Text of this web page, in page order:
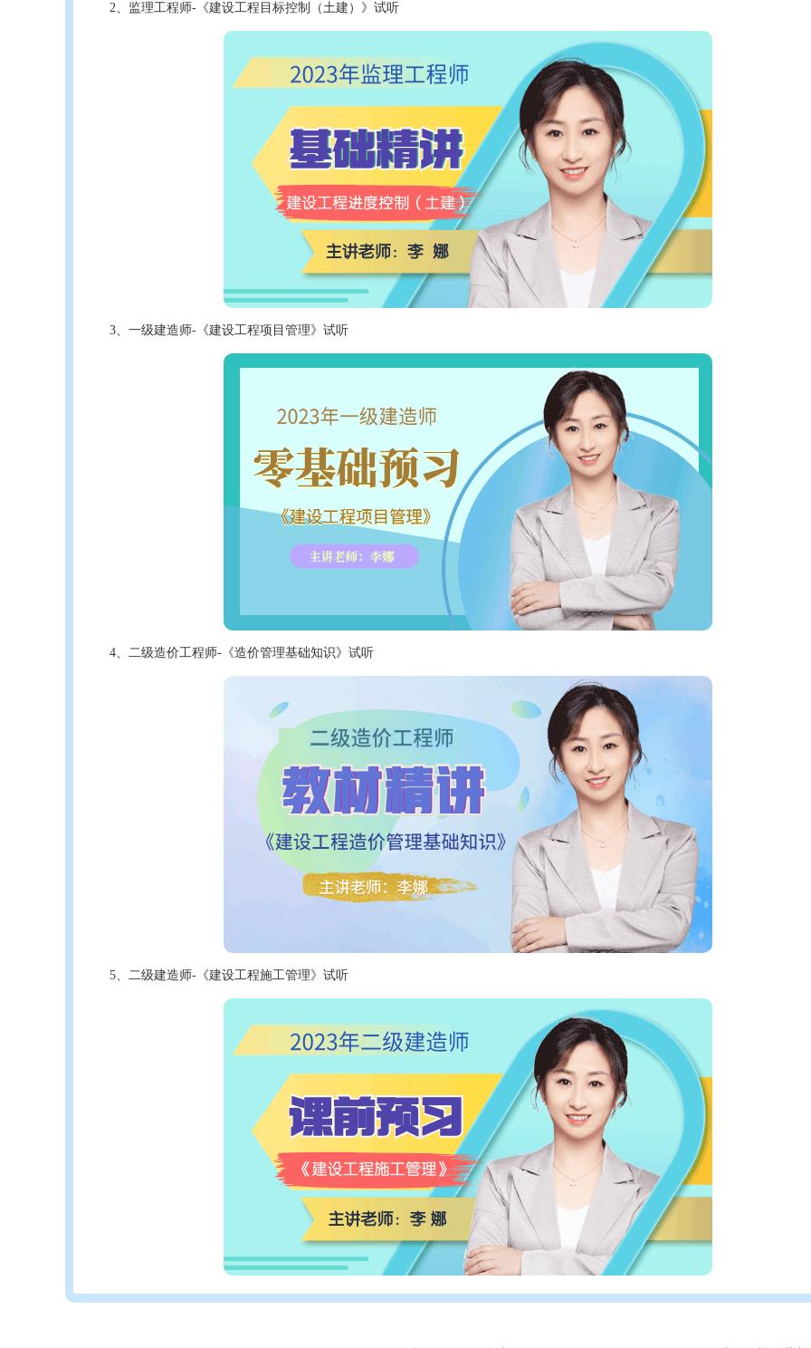
2、监理工程师-《建设工程目标控制（土建）》试听
3、一级建造师-《建设工程项目管理》试听
4、二级造价工程师-《造价管理基础知识》试听
5、二级建造师-《建设工程施工管理》试听